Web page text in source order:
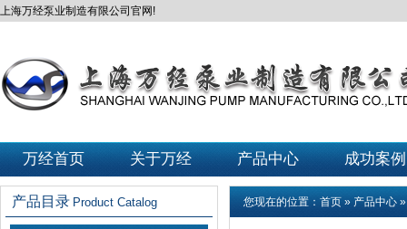
上海万经泵业制造有限公司官网!
万经首页 关于万经 产品中心 成功案例
产品目录 Product Catalog 您现在的位置： 首页 » 产品中心